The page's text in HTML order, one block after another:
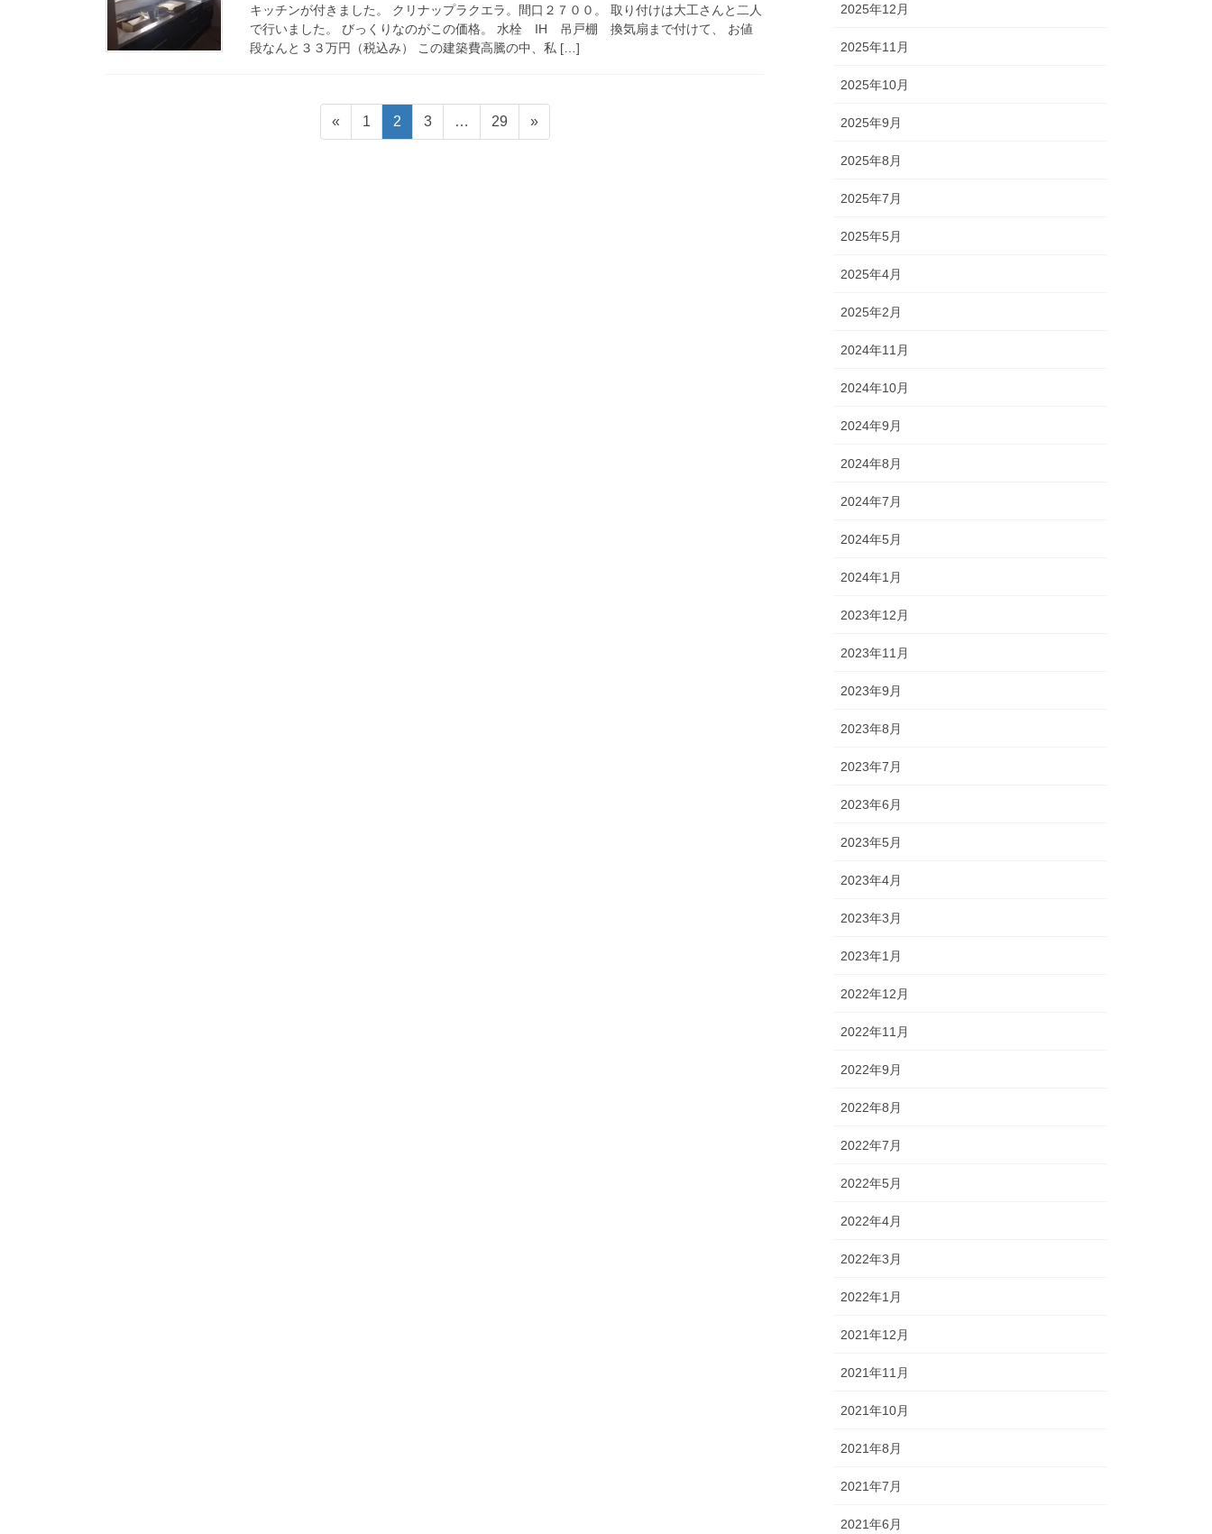
キッチンが付きました。 クリナップラクエラ。間口２７００。 取り付けは大工さんと二人
で行いました。 びっくりなのがこの価格。 水栓 IH 吊戸棚 換気扇まで付けて、 お値
段なんと３３万円（税込み） この建築費高騰の中、私 […]
«
固
定
1
固
定
2
固
定
3 …
固
定
29 »
2025年12月
2025年11月
2025年10月
2025年9月
2025年8月
2025年7月
2025年5月
2025年4月
2025年2月
2024年11月
2024年10月
2024年9月
2024年8月
2024年7月
2024年5月
2024年1月
2023年12月
2023年11月
2023年9月
2023年8月
2023年7月
2023年6月
2023年5月
2023年4月
2023年3月
2023年1月
2022年12月
2022年11月
2022年9月
2022年8月
2022年7月
2022年5月
2022年4月
2022年3月
2022年1月
2021年12月
2021年11月
2021年10月
2021年8月
2021年7月
2021年6月